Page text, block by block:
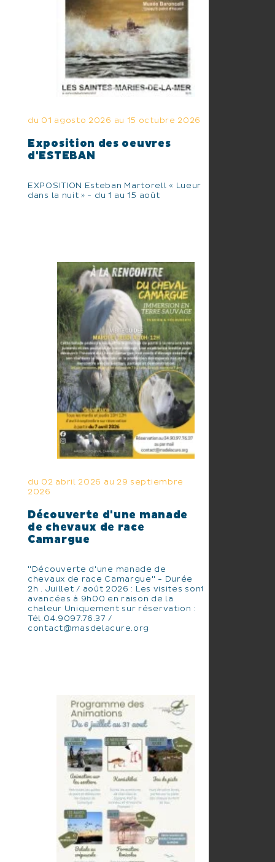
du 01 agosto 2026 au 15 octubre 2026
Exposition des oeuvres
d'ESTEBAN
EXPOSITION Esteban Martorell « Lueur
dans la nuit » - du 1 au 15 août
du 02 abril 2026 au 29 septiembre
2026
Découverte d'une manade
de chevaux de race
Camargue
"Découverte d'une manade de
chevaux de race Camargue" - Durée
2h . Juillet / août 2026 : Les visites sont
avancées à 9h00 en raison de la
chaleur Uniquement sur réservation :
Tél.04.9097.76.37 /
contact@masdelacure.org